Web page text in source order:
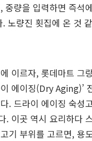
중량을 입력하면 즉석
노량진 횟집에 온 것
이르자, 롯데마트 그
에이징(Dry Aging)’
. 드라이 에이징 숙성
. 이곳 역시 요리하다
기 부위를 고르면, 용